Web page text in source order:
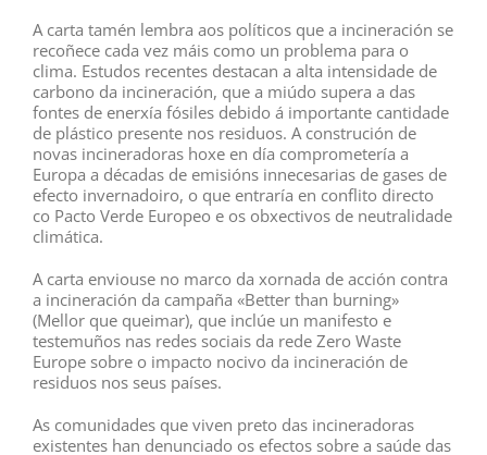
A carta tamén lembra aos políticos que a incineración se
recoñece cada vez máis como un problema para o
clima. Estudos recentes destacan a alta intensidade de
carbono da incineración, que a miúdo supera a das
fontes de enerxía fósiles debido á importante cantidade
de plástico presente nos residuos. A construción de
novas incineradoras hoxe en día comprometería a
Europa a décadas de emisións innecesarias de gases de
efecto invernadoiro, o que entraría en conflito directo
co Pacto Verde Europeo e os obxectivos de neutralidade
climática.
A carta enviouse no marco da xornada de acción contra
a incineración da campaña «Better than burning»
(Mellor que queimar), que inclúe un manifesto e
testemuños nas redes sociais da rede Zero Waste
Europe sobre o impacto nocivo da incineración de
residuos nos seus países.
As comunidades que viven preto das incineradoras
existentes han denunciado os efectos sobre a saúde das